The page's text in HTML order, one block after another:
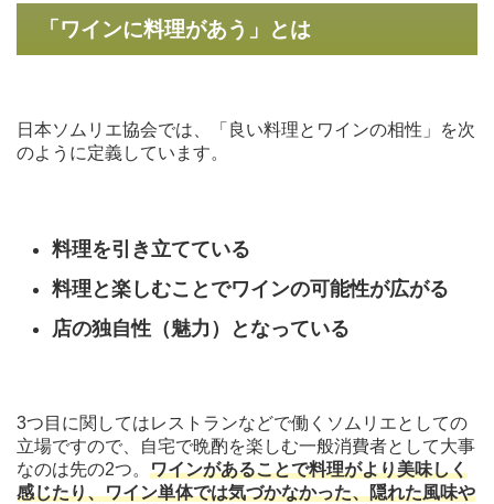
「ワインに料理があう」とは
日本ソムリエ協会では、「良い料理とワインの相性」を次
のように定義しています。
料理を引き立てている
料理と楽しむことでワインの可能性が広がる
店の独自性（魅力）となっている
3つ目に関してはレストランなどで働くソムリエとしての
立場ですので、自宅で晩酌を楽しむ一般消費者として大事
なのは先の2つ。 ワインがあることで料理がより美味しく
感じたり、ワイン単体では気づかなかった、隠れた風味や